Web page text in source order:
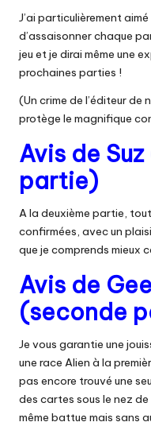
J’ai particulièrement
d’assaisonner chaque
jeu et je dirai même une
prochaines parties !
(Un crime de l’éditeur de
protège le magnifique
Avis de
partie)
A la deuxième partie,
confirmées, avec un
que je comprends mieux
Avis de
(seconde
Je vous garantie une
une race Alien à la
pas encore trouvé une
des cartes sous le nez
même battue mais sans